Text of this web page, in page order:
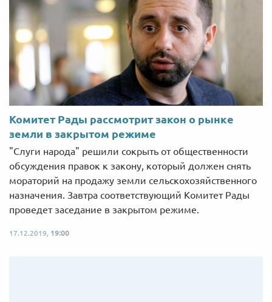
Комитет Рады рассмотрит закон о рынке
земли в закрытом режиме
"Слуги народа" решили сокрыть от общественности
обсуждения правок к закону, который должен снять
мораторий на продажу земли сельскохозяйственного
назначения. Завтра соответствующий Комитет Рады
проведет заседание в закрытом режиме.
17.12.2019, 19:00